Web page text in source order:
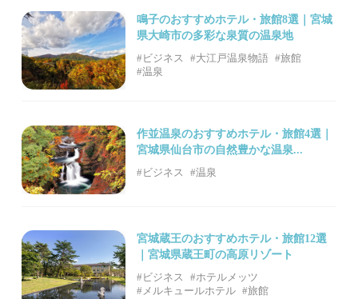
鳴子のおすすめホテル・旅館8選｜宮城
県大崎市の多彩な泉質の温泉地
#ビジネス #大江戸温泉物語 #旅館
#温泉
作並温泉のおすすめホテル・旅館4選｜
宮城県仙台市の自然豊かな温泉...
#ビジネス #温泉
宮城蔵王のおすすめホテル・旅館12選
｜宮城県蔵王町の高原リゾート
#ビジネス
#ホテルメッツ
#メルキュールホテル #旅館